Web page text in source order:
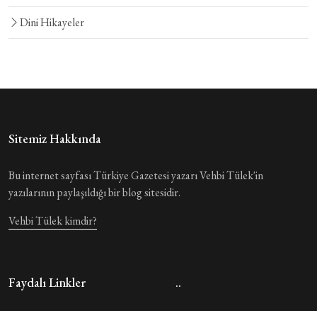
Dini Hikayeler
Sitemiz Hakkında
Bu internet sayfası Türkiye Gazetesi yazarı Vehbi Tülek'in
yazılarının paylaşıldığı bir blog sitesidir.
Vehbi Tülek kimdir?
Faydalı Linkler ..